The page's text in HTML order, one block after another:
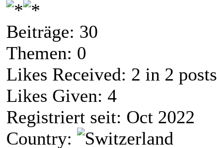
Beiträge: 30
Themen: 0
Likes Received: 2 in 2 posts
Likes Given: 4
Registriert seit: Oct 2022
Country: